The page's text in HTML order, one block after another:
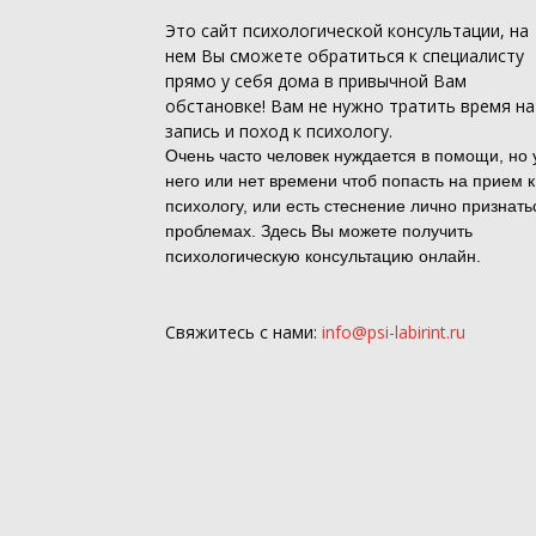
Это сайт психологической консультации, на
нем Вы сможете обратиться к специалисту
прямо у себя дома в привычной Вам
обстановке! Вам не нужно тратить время на
запись и поход к психологу.
Очень часто человек нуждается в помощи, но
него или нет времени чтоб попасть на прием к
психологу, или есть стеснение лично
проблемах. Здесь Вы можете получить
психологическую консультацию онлайн.
Свяжитесь с нами: info@psi-labirint.ru